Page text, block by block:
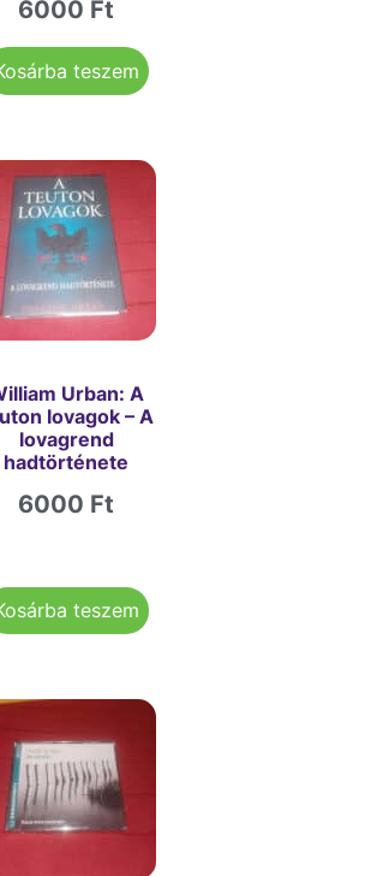
6000 Ft
teszem
Urban: A
lovagok – A
lovagrend
hadtörténete
6000 Ft
teszem